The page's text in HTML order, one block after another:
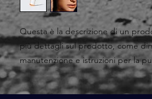
Questa è la descrizione di un
più dettagli sul prodotto, come
manutenzione e istruzioni per la